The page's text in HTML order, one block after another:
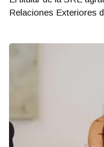
Relaciones Exteriores